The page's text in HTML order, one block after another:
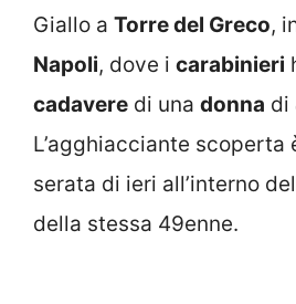
Giallo a Torre del Greco,
Napoli, dove i carabinieri
cadavere di una donna di
L’agghiacciante scoperta
serata di ieri all’interno
della stessa 49enne.